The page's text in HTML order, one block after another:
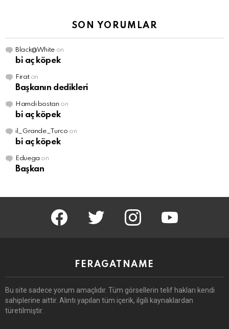
SON YORUMLAR
Black@White on
bi aç köpek
Firaton
Başkanın dedikleri
Hamdi bostan on
bi aç köpek
il_Grande_Turco on
bi aç köpek
Eduega on
Başkan
facebook twitter instagram
FERAGATNAME
Bu site sadece yorum amaçlıdır. Tüm görsellerin telif hakları kendi
sahiplerine aittir. Alıntı yapılan tüm içerik, ilgili kaynaklardan
türetilmiştir.